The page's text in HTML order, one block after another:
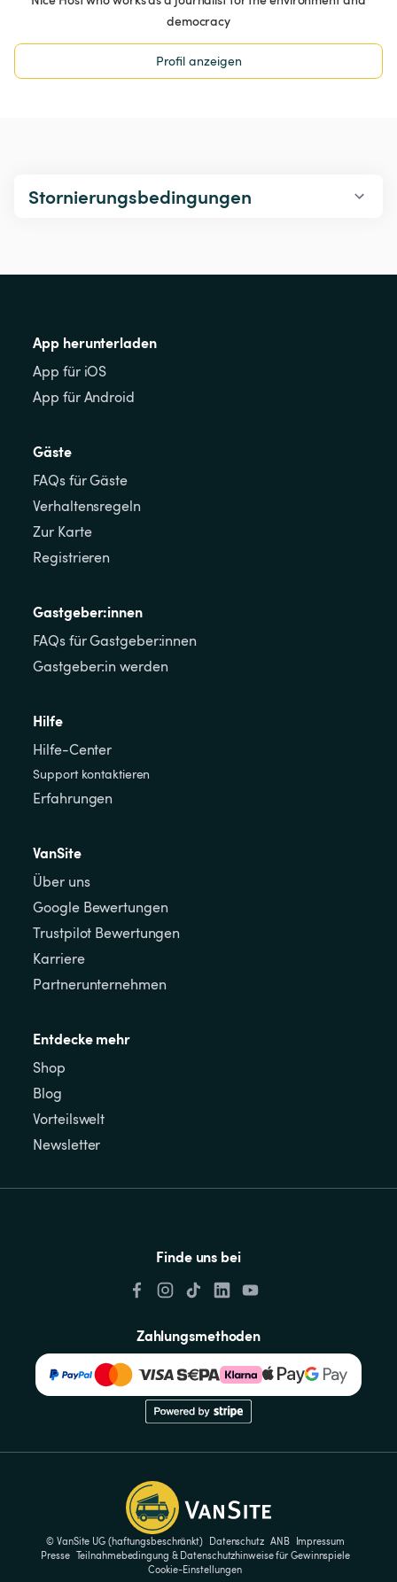
democracy
Profil anzeigen
Stornierungsbedingungen
App herunterladen
App für iOS
App für Android
Gäste
FAQs für Gäste
Verhaltensregeln
Zur Karte
Registrieren
Gastgeber:innen
FAQs für Gastgeber:innen
Gastgeber:in werden
Hilfe
Hilfe-Center
Support kontaktieren
Erfahrungen
VanSite
Über uns
Google Bewertungen
Trustpilot Bewertungen
Karriere
Partnerunternehmen
Entdecke mehr
Shop
Blog
Vorteilswelt
Newsletter
Finde uns bei
Zahlungsmethoden
© VanSite UG (haftungsbeschränkt) Datenschutz ANB
Impressum
Presse Teilnahmebedingung & Datenschutzhinweise für Gewinnspiele
Cookie-Einstellungen